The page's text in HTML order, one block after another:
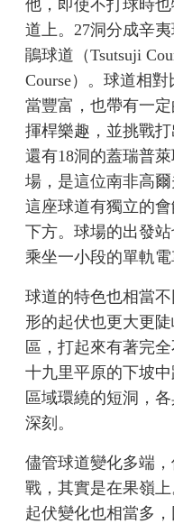
他，即使不打球時
道上。27洞分成辛
鵑球道（Tsutsuji
Course）。球道相
當豐富，也帶有一
揮桿樂趣，並挑戰
還有18洞的蓋瑞普萊
場，是這位南非高
這座球道有獨立的
下方。球場的出發
乘坐一小段的單軌電
球道的特色也相當
形的起伏也更大更
區，打起來有著完
十九里平原的下坡
區域環繞的短洞，
深刻。
儘管球道變化多端
戰，其實是在果嶺
起伏變化也相當多